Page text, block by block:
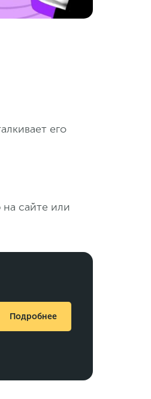
его
сайте или
Подробнее